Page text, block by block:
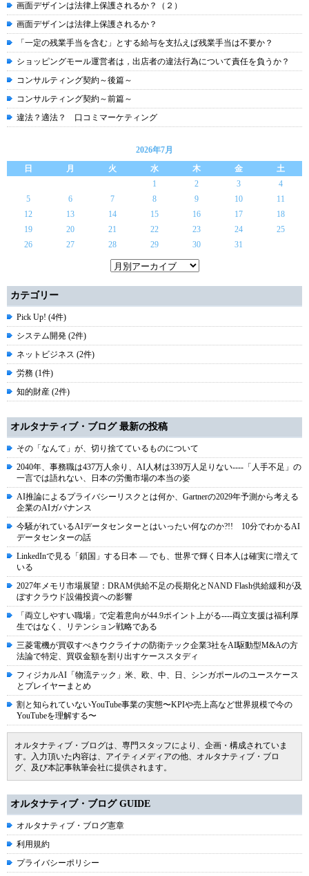
画面デザインは法律上保護されるか？（２）
画面デザインは法律上保護されるか？
「一定の残業手当を含む」とする給与を支払えば残業手当は不要か？
ショッピングモール運営者は，出店者の違法行為について責任を負うか？
コンサルティング契約～後篇～
コンサルティング契約～前篇～
違法？適法？ 口コミマーケティング
2026年7月
日
月 火 水 木 金
土
1
2 3
4
5
6 7 8 9 10
11
12
13 14 15 16 17
18
19
20 21 22 23 24
25
26
27 28 29 30 31
カテゴリー
Pick Up! (4件)
システム開発 (2件)
ネットビジネス (2件)
労務 (1件)
知的財産 (2件)
オルタナティブ・ブログ 最新の投稿
その「なんて」が、切り捨てているものについて
2040年、事務職は437万人余り、AI人材は339万人足りない----「人手不足」の
一言では語れない、日本の労働市場の本当の姿
AI推論によるプライバシーリスクとは何か、Gartnerの2029年予測から考える
企業のAIガバナンス
今騒がれているAIデータセンターとはいったい何なのか?!! 10分でわかるAI
データセンターの話
LinkedInで見る「鎖国」する日本 ― でも、世界で輝く日本人は確実に増えて
いる
2027年メモリ市場展望：DRAM供給不足の長期化とNAND Flash供給緩和が及
ぼすクラウド設備投資への影響
「両立しやすい職場」で定着意向が44.9ポイント上がる----両立支援は福利厚
生ではなく、リテンション戦略である
三菱電機が買収すべきウクライナの防衛テック企業3社をAI駆動型M&Aの方
法論で特定、買収金額を割り出すケーススタディ
フィジカルAI「物流テック」米、欧、中、日、シンガポールのユースケース
とプレイヤーまとめ
割と知られていないYouTube事業の実態〜KPIや売上高など世界規模で今の
YouTubeを理解する〜
オルタナティブ・ブログは、専門スタッフにより、企画・構成されていま
す。入力頂いた内容は、アイティメディアの他、オルタナティブ・ブロ
グ、及び本記事執筆会社に提供されます。
オルタナティブ・ブログ GUIDE
オルタナティブ・ブログ憲章
利用規約
プライバシーポリシー